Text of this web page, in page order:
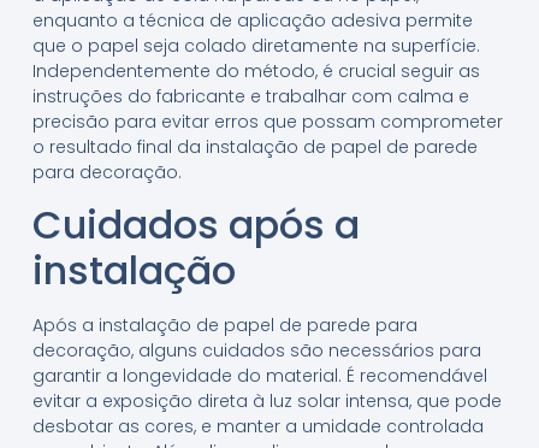
enquanto a técnica de aplicação adesiva permite
que o papel seja colado diretamente na superfície.
Independentemente do método, é crucial seguir as
instruções do fabricante e trabalhar com calma e
precisão para evitar erros que possam comprometer
o resultado final da instalação de papel de parede
para decoração.
Cuidados após a
instalação
Após a instalação de papel de parede para
decoração, alguns cuidados são necessários para
garantir a longevidade do material. É recomendável
evitar a exposição direta à luz solar intensa, que pode
desbotar as cores, e manter a umidade controlada